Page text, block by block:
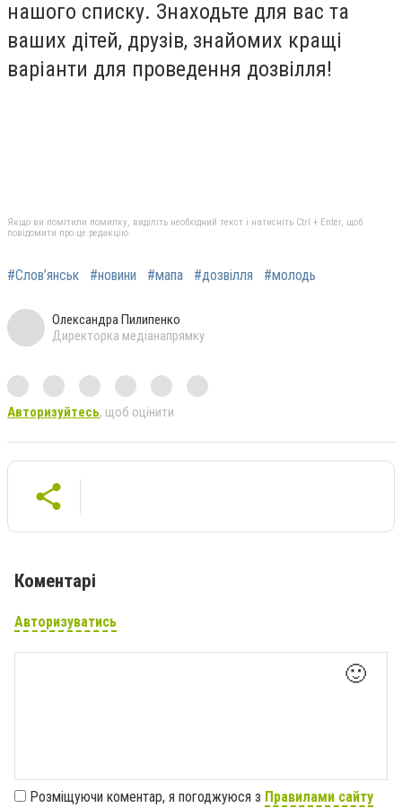
нашого списку. Знаходьте для вас та
ваших дітей, друзів, знайомих кращі
варіанти для проведення дозвілля!
Якщо ви помітили помилку, виділіть необхідний текст і натисніть Ctrl + Enter, щоб
повідомити про це редакцію
#Слов’янськ #новини #мапа #дозвілля #молодь
Олександра Пилипенко
Директорка медіанапрямку
Авторизуйтесь, щоб оцінити
Коментарі
Авторизуватись
🙂
Розміщуючи коментар, я погоджуюся з Правилами сайту